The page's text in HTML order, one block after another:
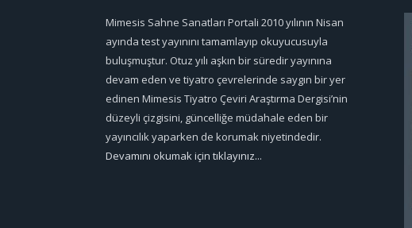
Mimesis Sahne Sanatları Portali 2010 yılının Nisan
ayında test yayınını tamamlayıp okuyucusuyla
buluşmuştur. Otuz yılı aşkın bir süredir yayınına
devam eden ve tiyatro çevrelerinde saygın bir yer
edinen Mimesis Tiyatro Çeviri Araştırma Dergisi’nin
düzeyli çizgisini, güncelliğe müdahale eden bir
yayıncılık yaparken de korumak niyetindedir.
Devamını okumak için tıklayınız...